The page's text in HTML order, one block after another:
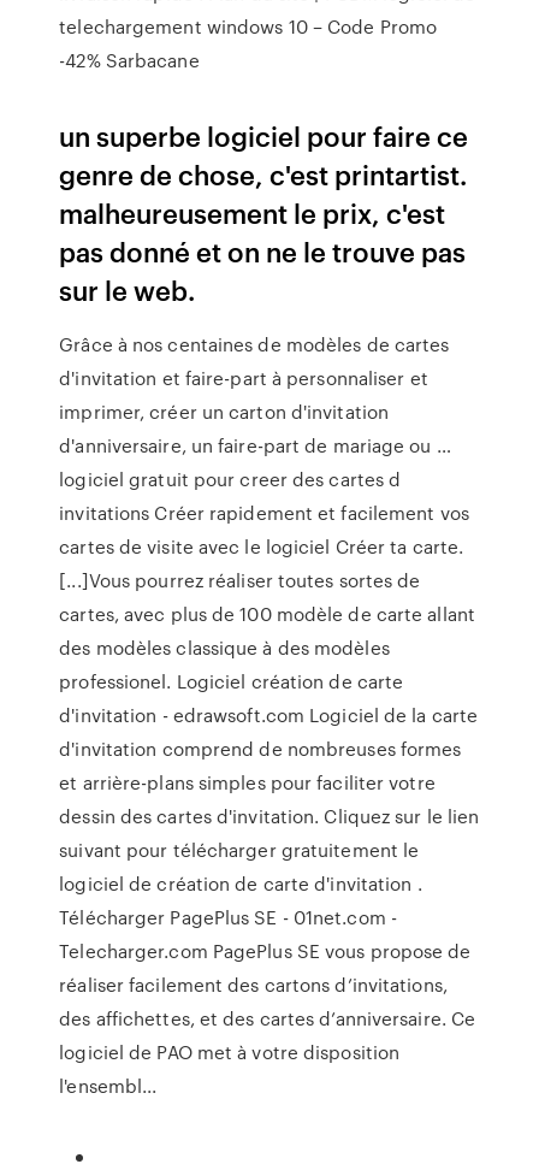
telechargement windows 10 – Code Promo
-42% Sarbacane
un superbe logiciel pour faire ce
genre de chose, c'est printartist.
malheureusement le prix, c'est
pas donné et on ne le trouve pas
sur le web.
Grâce à nos centaines de modèles de cartes
d'invitation et faire-part à personnaliser et
imprimer, créer un carton d'invitation
d'anniversaire, un faire-part de mariage ou …
logiciel gratuit pour creer des cartes d
invitations Créer rapidement et facilement vos
cartes de visite avec le logiciel Créer ta carte.
[...]Vous pourrez réaliser toutes sortes de
cartes, avec plus de 100 modèle de carte allant
des modèles classique à des modèles
professionel. Logiciel création de carte
d'invitation - edrawsoft.com Logiciel de la carte
d'invitation comprend de nombreuses formes
et arrière-plans simples pour faciliter votre
dessin des cartes d'invitation. Cliquez sur le lien
suivant pour télécharger gratuitement le
logiciel de création de carte d'invitation .
Télécharger PagePlus SE - 01net.com -
Telecharger.com PagePlus SE vous propose de
réaliser facilement des cartons d’invitations,
des affichettes, et des cartes d’anniversaire. Ce
logiciel de PAO met à votre disposition
l'ensembl...